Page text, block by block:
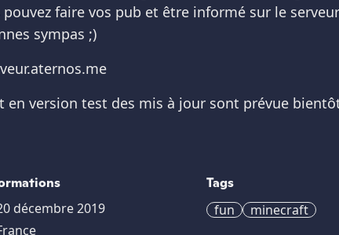
faire vos pub et être informé sur le
sympas ;)
en version test des mis à jour sont prévue
décembre 2019
Tags
fun minecraft